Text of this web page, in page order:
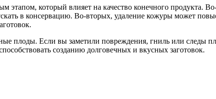
этапом, который влияет на качество конечного продукта.
в консервацию. Во-вторых, удаление кожуры может
плоды. Если вы заметили повреждения, гниль или следы
созданию долговечных и вкусных заготовок.